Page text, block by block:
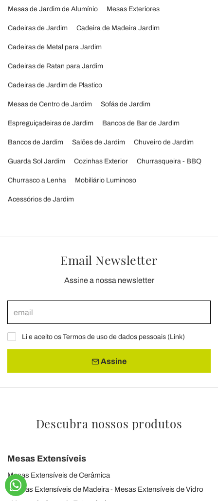
Mesas de Jardim de Alumínio Mesas Exteriores
Cadeiras de Jardim Cadeira de Madeira Jardim
Cadeiras de Metal para Jardim
Cadeiras de Ratan para Jardim
Cadeiras de Jardim de Plastico
Mesas de Centro de Jardim Sofás de Jardim
Espreguiçadeiras de Jardim Bancos de Bar de Jardim
Bancos de Jardim Salões de Jardim Chuveiro de Jardim
Guarda Sol Jardim Cozinhas Exterior Churrasqueira - BBQ
Churrasco a Lenha Mobiliário Luminoso
Acessórios de Jardim
Email Newsletter
Assine a nossa newsletter
Li e aceito os Termos de uso de dados pessoais (Link)
Assine
Descubra nossos produtos
Mesas Extensíveis
Mesas Extensíveis de Cerâmica
Mesas Extensíveis de Madeira
Mesas Extensíveis de Vidro